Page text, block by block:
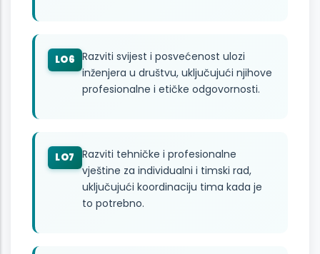
LO6 Razviti svijest i posvećenost ulozi
inženjera u društvu, uključujući njihove
profesionalne i etičke odgovornosti.
LO7
Razviti tehničke i profesionalne
vještine za individualni i timski rad,
uključujući koordinaciju tima kada je
to potrebno.